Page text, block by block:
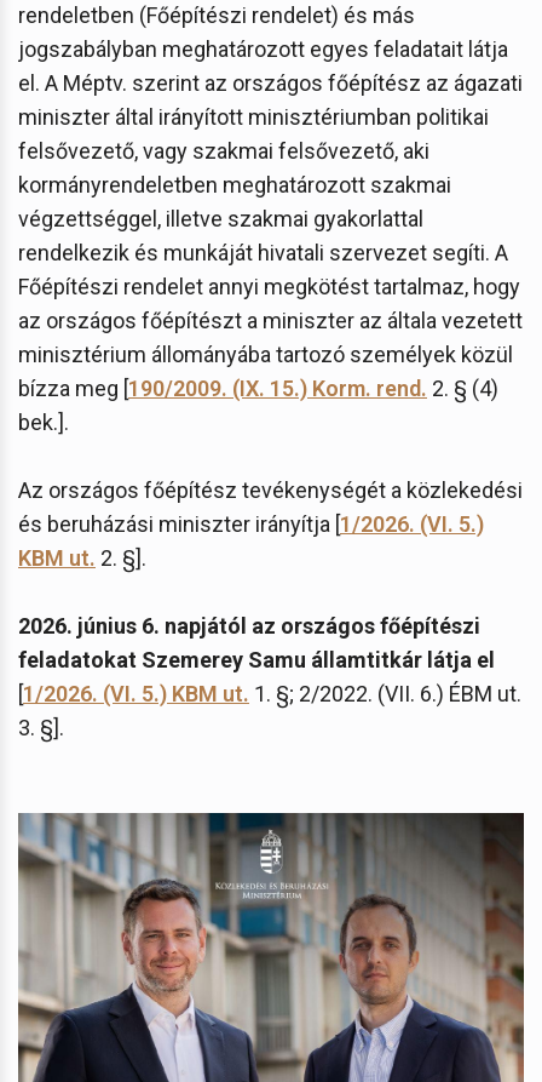
rendeletben (Főépítészi rendelet) és más
jogszabályban meghatározott egyes feladatait látja
el. A Méptv. szerint az országos főépítész az ágazati
miniszter által irányított minisztériumban politikai
felsővezető, vagy szakmai felsővezető, aki
kormányrendeletben meghatározott szakmai
végzettséggel, illetve szakmai gyakorlattal
rendelkezik és munkáját hivatali szervezet segíti. A
Főépítészi rendelet annyi megkötést tartalmaz, hogy
az országos főépítészt a miniszter az általa vezetett
minisztérium állományába tartozó személyek közül
bízza meg [190/2009. (IX. 15.) Korm. rend. 2. § (4)
bek.].
Az országos főépítész tevékenységét a közlekedési
és beruházási miniszter irányítja [1/2026. (VI. 5.)
KBM ut. 2. §].
2026. június 6. napjától az országos főépítészi
feladatokat Szemerey Samu államtitkár látja el
[1/2026. (VI. 5.) KBM ut. 1. §; 2/2022. (VII. 6.) ÉBM ut.
3. §].